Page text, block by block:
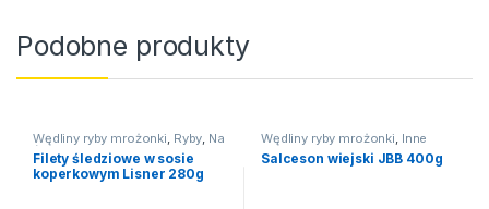
Podobne produkty
Wędliny ryby mrożonki, Ryby, Na
święta
Filety śledziowe w sosie
koperkowym Lisner 280g
Wędliny ryby mrożonki, Inne
wędliny
Salceson wiejski JBB 400g